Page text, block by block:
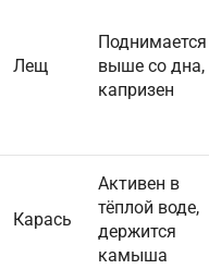
Лещ
Поднимается
выше со дна,
капризен
Карась
Активен в
тёплой воде,
держится
камыша